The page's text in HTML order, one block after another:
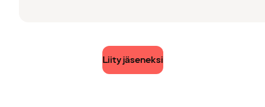
Liity jäseneksi